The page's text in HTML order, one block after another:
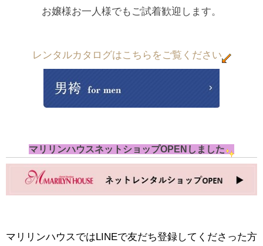
お嬢様お一人様でもご試着歓迎します。
レンタルカタログはこちらをご覧ください
マリリンハウスネットショップOPENしました
マリリンハウスではLINEで友だち登録してくださった方